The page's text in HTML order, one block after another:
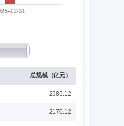
巡视员。自2015年
总规模（亿元）
2585.12
2170.12